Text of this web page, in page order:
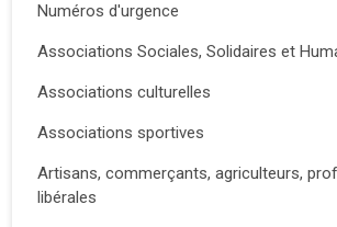
Numéros d'urgence
Associations Sociales, Solidaires et
Associations culturelles
Associations sportives
Artisans, commerçants, agriculteurs,
libérales